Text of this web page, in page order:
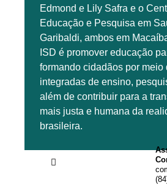
Edmond e Lily Safra e o
Educação e Pesquisa em
Garibaldi, ambos em
ISD é promover educação
formando cidadãos por meio
integradas de ensino,
além de contribuir para a
mais justa e humana da
brasileira.